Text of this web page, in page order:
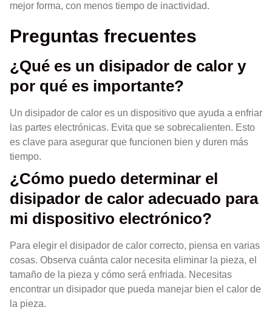
mejor forma, con menos tiempo de inactividad.
Preguntas frecuentes
¿Qué es un disipador de calor y
por qué es importante?
Un disipador de calor es un dispositivo que ayuda a enfriar
las partes electrónicas. Evita que se sobrecalienten. Esto
es clave para asegurar que funcionen bien y duren más
tiempo.
¿Cómo puedo determinar el
disipador de calor adecuado para
mi dispositivo electrónico?
Para elegir el disipador de calor correcto, piensa en varias
cosas. Observa cuánta calor necesita eliminar la pieza, el
tamaño de la pieza y cómo será enfriada. Necesitas
encontrar un disipador que pueda manejar bien el calor de
la pieza.